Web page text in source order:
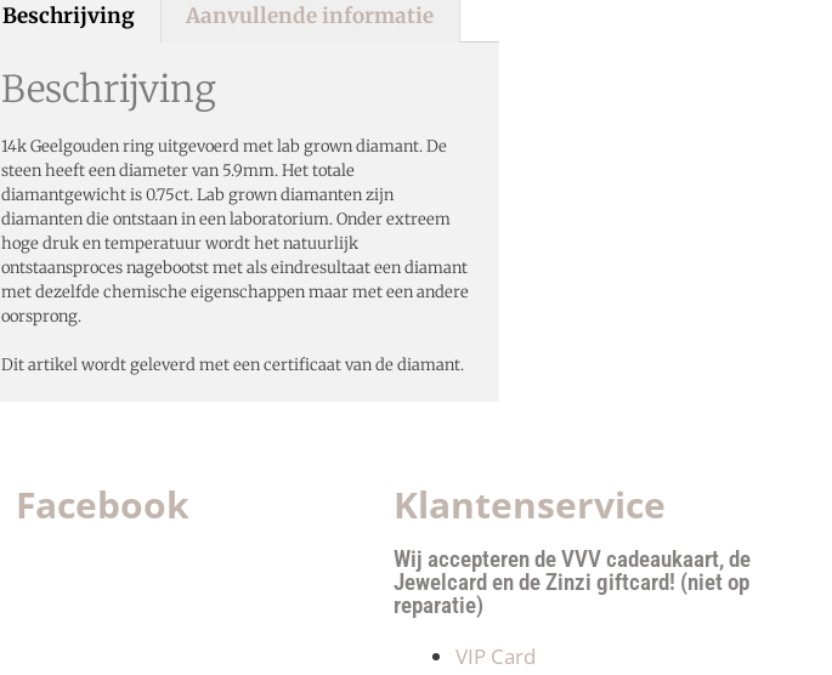
Beschrijving Aanvullende informatie
Beschrijving
14k Geelgouden ring uitgevoerd met lab grown diamant. De
steen heeft een diameter van 5.9mm. Het totale
diamantgewicht is 0.75ct. Lab grown diamanten zijn
diamanten die ontstaan in een laboratorium. Onder extreem
hoge druk en temperatuur wordt het natuurlijk
ontstaansproces nagebootst met als eindresultaat een diamant
met dezelfde chemische eigenschappen maar met een andere
oorsprong.
Dit artikel wordt geleverd met eencertificaat van de diamant.
Facebook Klantenservice
Wij accepteren de VVV cadeaukaart, de
Jewelcard en de Zinzi giftcard! (niet op
reparatie)
VIP Card